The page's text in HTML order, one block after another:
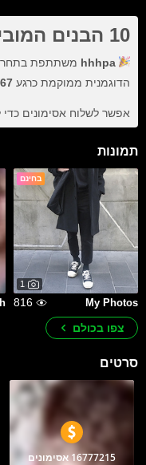
10 הבנים המובילים
hhhpa משתתפת
הדוגמנית ממוקמת כרגע 1267
אפשר לשלוח אסימונים
תמונות
בחינם
1
My Photos
816
צפו בכולם
סרטים
16777215 אסימונים